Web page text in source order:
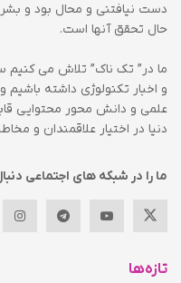
دست نیافتنی و محال بود و بشر
حال تحقق آنها است.
ما در” تک ناک” تلاش می کنیم
و اخبار تکنولوژی داشته
علمی و دانش محور محتوایی
دنیا در اختیار علاقمندان و
ما را در شبکه های اجتماعی
تازه‌ها